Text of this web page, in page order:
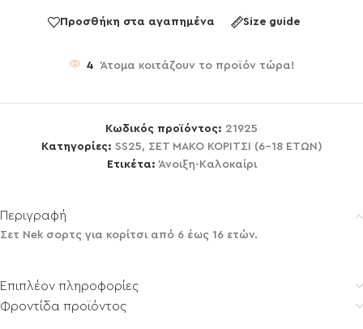
Προσθήκη στα αγαπημένα Size guide
4 Άτομα κοιτάζουν το προϊόν τώρα!
Κωδικός προϊόντος: 21925
Κατηγορίες: SS25, ΣΕΤ ΜΑΚΟ ΚΟΡΙΤΣΙ (6-18 ΕΤΩΝ)
Ετικέτα: Άνοιξη-Καλοκαίρι
Περιγραφή
Σετ Nek σορτς για κορίτσι από 6 έως 16 ετών.
Επιπλέον πληροφορίες
Φροντίδα προϊόντος